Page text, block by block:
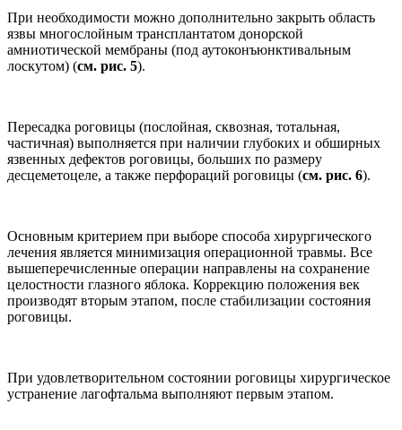
При необходимости можно дополнительно закрыть область
язвы многослойным трансплантатом донорской
амниотической мембраны (под аутоконъюнктивальным
лоскутом) (см. рис. 5).
Пересадка роговицы (послойная, сквозная, тотальная,
частичная) выполняется при наличии глубоких и обширных
язвенных дефектов роговицы, больших по размеру
десцеметоцеле, а также перфораций роговицы (см. рис. 6).
Основным критерием при выборе способа хирургического
лечения является минимизация операционной травмы. Все
вышеперечисленные операции направлены на сохранение
целостности глазного яблока. Коррекцию положения век
производят вторым этапом, после стабилизации состояния
роговицы.
При удовлетворительном состоянии роговицы хирургическое
устранение лагофтальма выполняют первым этапом.